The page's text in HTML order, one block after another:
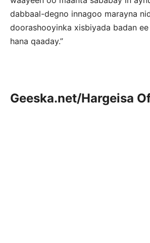
dabbaal-degno innagoo marayna
doorashooyinka xisbiyada badan
hana qaaday.”
Geeska.net/Hargeisa